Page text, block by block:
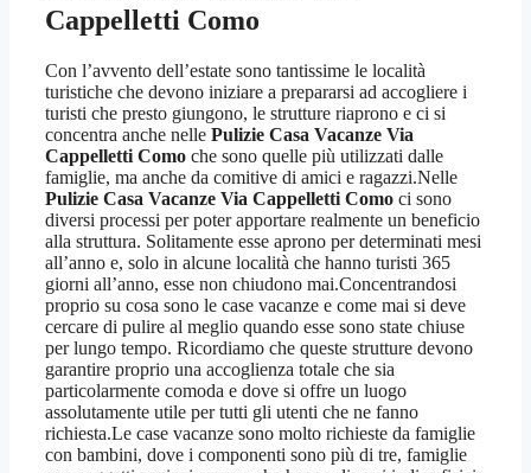
Cappelletti Como
Con l’avvento dell’estate sono tantissime le località
turistiche che devono iniziare a prepararsi ad accogliere i
turisti che presto giungono, le strutture riaprono e ci si
concentra anche nelle Pulizie Casa Vacanze Via
Cappelletti Como che sono quelle più utilizzati dalle
famiglie, ma anche da comitive di amici e ragazzi.Nelle
Pulizie Casa Vacanze Via Cappelletti Como ci sono
diversi processi per poter apportare realmente un beneficio
alla struttura. Solitamente esse aprono per determinati mesi
all’anno e, solo in alcune località che hanno turisti 365
giorni all’anno, esse non chiudono mai.Concentrandosi
proprio su cosa sono le case vacanze e come mai si deve
cercare di pulire al meglio quando esse sono state chiuse
per lungo tempo. Ricordiamo che queste strutture devono
garantire proprio una accoglienza totale che sia
particolarmente comoda e dove si offre un luogo
assolutamente utile per tutti gli utenti che ne fanno
richiesta.Le case vacanze sono molto richieste da famiglie
con bambini, dove i componenti sono più di tre, famiglie